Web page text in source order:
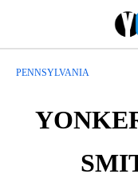
PENNSYLVANIA